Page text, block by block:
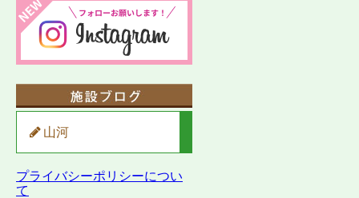
山河
プライバシーポリシーについ
て